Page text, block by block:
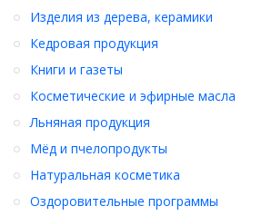
Изделия из дерева, керамики
Кедровая продукция
Книги и газеты
Косметические и эфирные масла
Льняная продукция
Мёд и пчелопродукты
Натуральная косметика
Оздоровительные программы